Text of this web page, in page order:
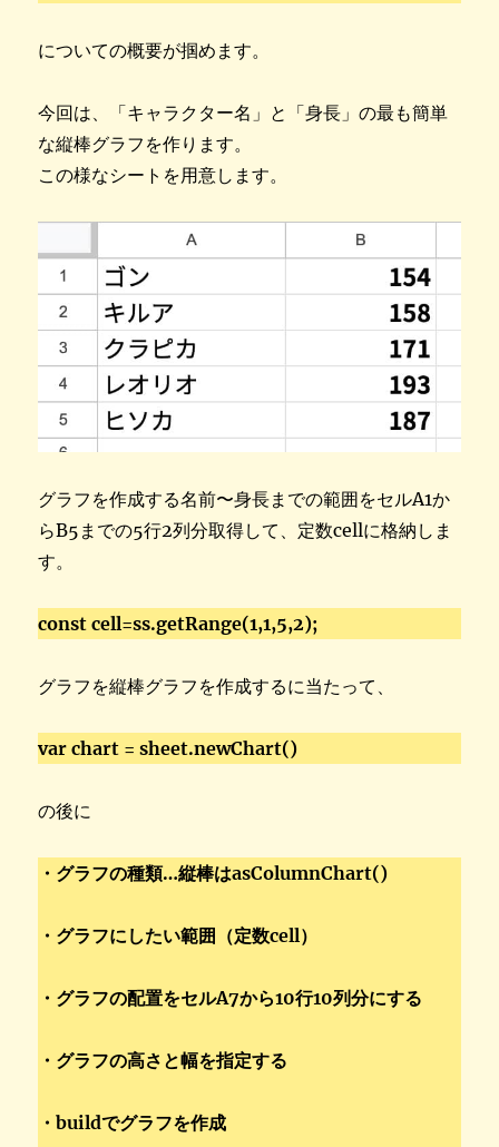
についての概要が掴めます。
今回は、「キャラクター名」と「身長」の最も簡単
な縦棒グラフを作ります。
この様なシートを用意します。
グラフを作成する名前〜身長までの範囲をセルA1か
らB5までの5行2列分取得して、定数cellに格納しま
す。
const cell=ss.getRange(1,1,5,2);
グラフを縦棒グラフを作成するに当たって、
var chart = sheet.newChart()
の後に
・グラフの種類…縦棒はasColumnChart()
・グラフにしたい範囲（定数cell）
・グラフの配置をセルA7から10行10列分にする
・グラフの高さと幅を指定する
・buildでグラフを作成